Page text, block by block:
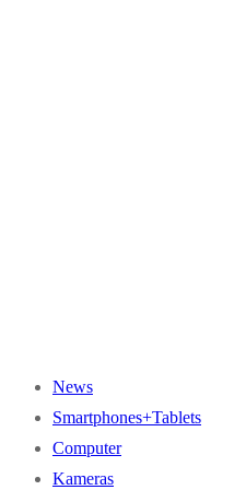
News
Smartphones+Tablets
Computer
Kameras